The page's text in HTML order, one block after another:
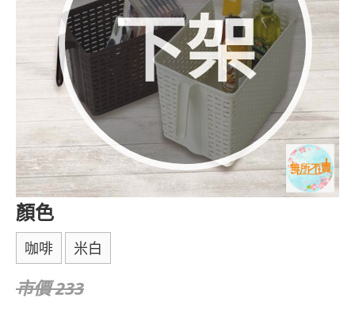
下架
顏色
咖啡 米白
市價 233